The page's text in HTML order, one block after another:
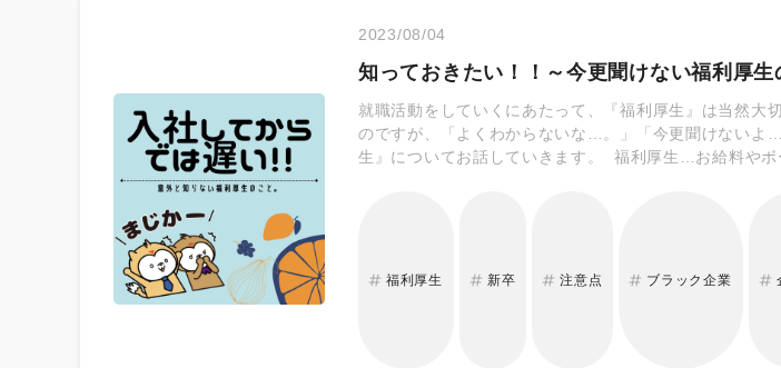
悩み別から探す
2023/08/04
知っておきたい！！～今更聞けない福利厚生
就職活動をしていくにあたって、『福利厚生』は当然大
のですが、「よくわからないな…。」「今更聞けないよ
生』についてお話していきます。 福利厚生…お給料やボ
福利厚生 新卒 注意点 ブラック企業